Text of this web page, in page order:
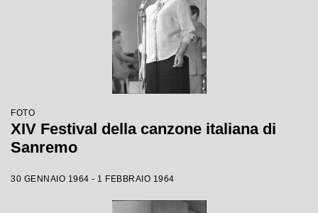
FOTO
XIV Festival della canzone italiana di
Sanremo
30 GENNAIO 1964 - 1 FEBBRAIO 1964